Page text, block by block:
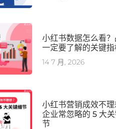
小红书数据怎么看
一定要了解的关键
14 7 月, 2026
小红书营销成效不理
企业常忽略的 5 大
节